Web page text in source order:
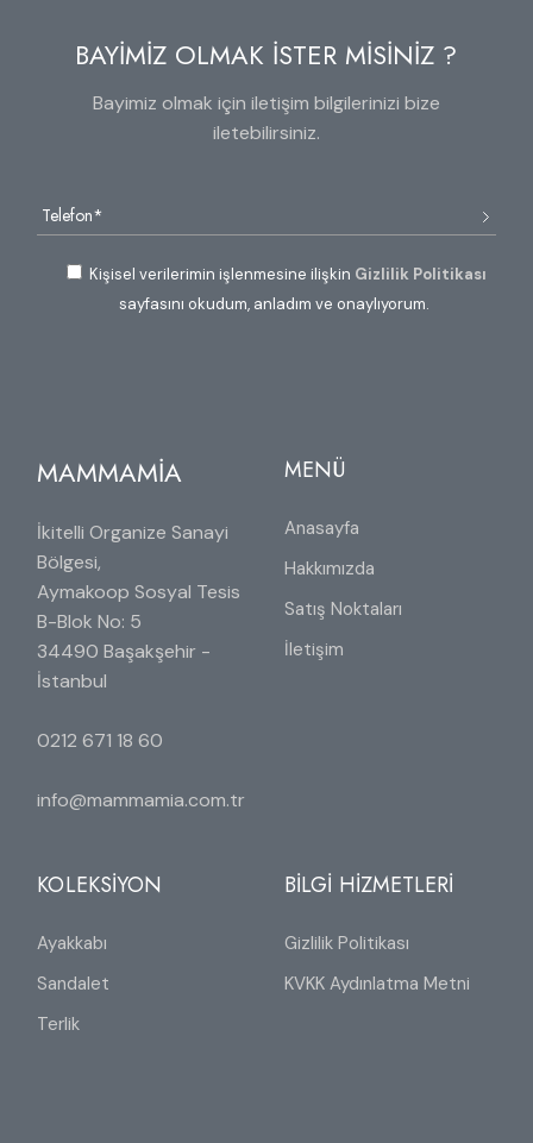
BAYİMİZ OLMAK İSTER MİSİNİZ ?
Bayimiz olmak için iletişim bilgilerinizi bize
iletebilirsiniz.
Kişisel verilerimin işlenmesine ilişkin Gizlilik Politikası
sayfasını okudum, anladım ve onaylıyorum.
MAMMAMİA
İkitelli Organize Sanayi
Bölgesi,
Aymakoop Sosyal Tesis
B-Blok No: 5
34490 Başakşehir -
İstanbul
0212 671 18 60
info@mammamia.com.tr
MENÜ
Anasayfa
Hakkımızda
Satış Noktaları
İletişim
KOLEKSİYON
Ayakkabı
Sandalet
Terlik
BİLGİ HİZMETLERİ
Gizlilik Politikası
KVKK Aydınlatma Metni